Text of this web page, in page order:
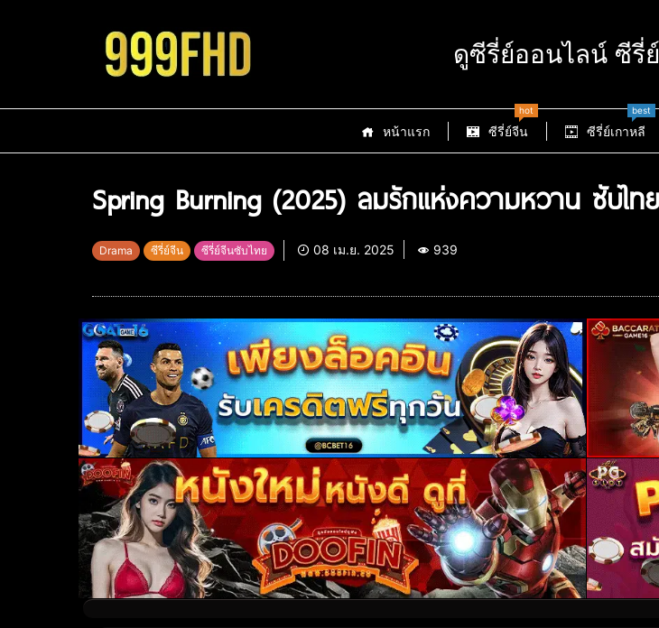
ดูซีรี่ย์ออนไลน์ ซีรี่
หน้าแรก ซีรี่ย์จีน
hot
ซีรี่ย์เกาหลี
best
Spring Burning (2025) ลมรักแห่งความหวาน ซับไทย
Drama ซีรี่ย์จีน ซีรี่ย์จีนซับไทย 08 เม.ย. 2025 939